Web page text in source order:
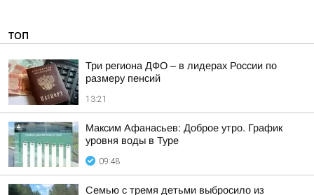
ТОП
Три региона ДФО – в лидерах России по
размеру пенсий
13:21
Максим Афанасьев: Доброе утро. График
уровня воды в Туре
09:48
Семью с тремя детьми выбросило из